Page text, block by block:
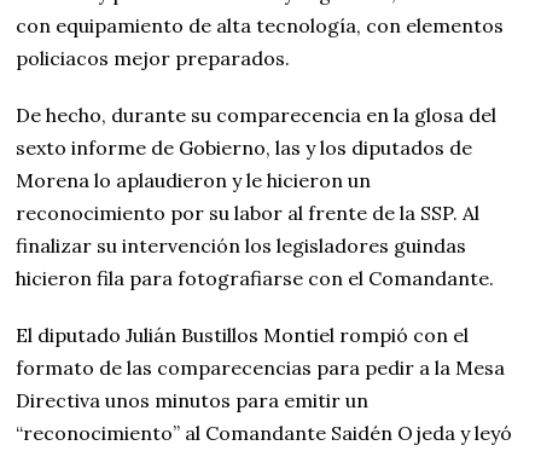
con equipamiento de alta tecnología, con elementos
policiacos mejor preparados.
De hecho, durante su comparecencia en la glosa del
sexto informe de Gobierno, las y los diputados de
Morena lo aplaudieron y le hicieron un
reconocimiento por su labor al frente de la SSP. Al
finalizar su intervención los legisladores guindas
hicieron fila para fotografiarse con el Comandante.
El diputado Julián Bustillos Montiel rompió con el
formato de las comparecencias para pedir a la Mesa
Directiva unos minutos para emitir un
“reconocimiento” al Comandante Saidén Ojeda y leyó